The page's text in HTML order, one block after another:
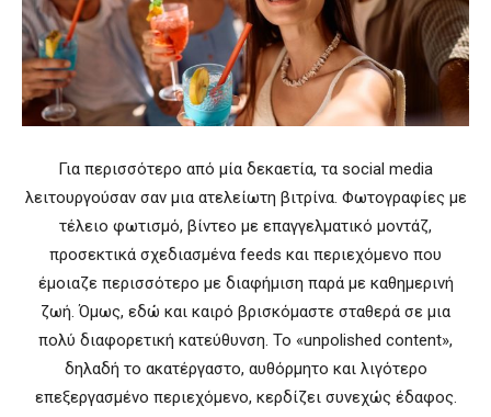
Για περισσότερο από μία δεκαετία, τα social media
λειτουργούσαν σαν μια ατελείωτη βιτρίνα. Φωτογραφίες με
τέλειο φωτισμό, βίντεο με επαγγελματικό μοντάζ,
προσεκτικά σχεδιασμένα feeds και περιεχόμενο που
έμοιαζε περισσότερο με διαφήμιση παρά με καθημερινή
ζωή. Όμως, εδώ και καιρό βρισκόμαστε σταθερά σε μια
πολύ διαφορετική κατεύθυνση. Το «unpolished content»,
δηλαδή το ακατέργαστο, αυθόρμητο και λιγότερο
επεξεργασμένο περιεχόμενο, κερδίζει συνεχώς έδαφος.